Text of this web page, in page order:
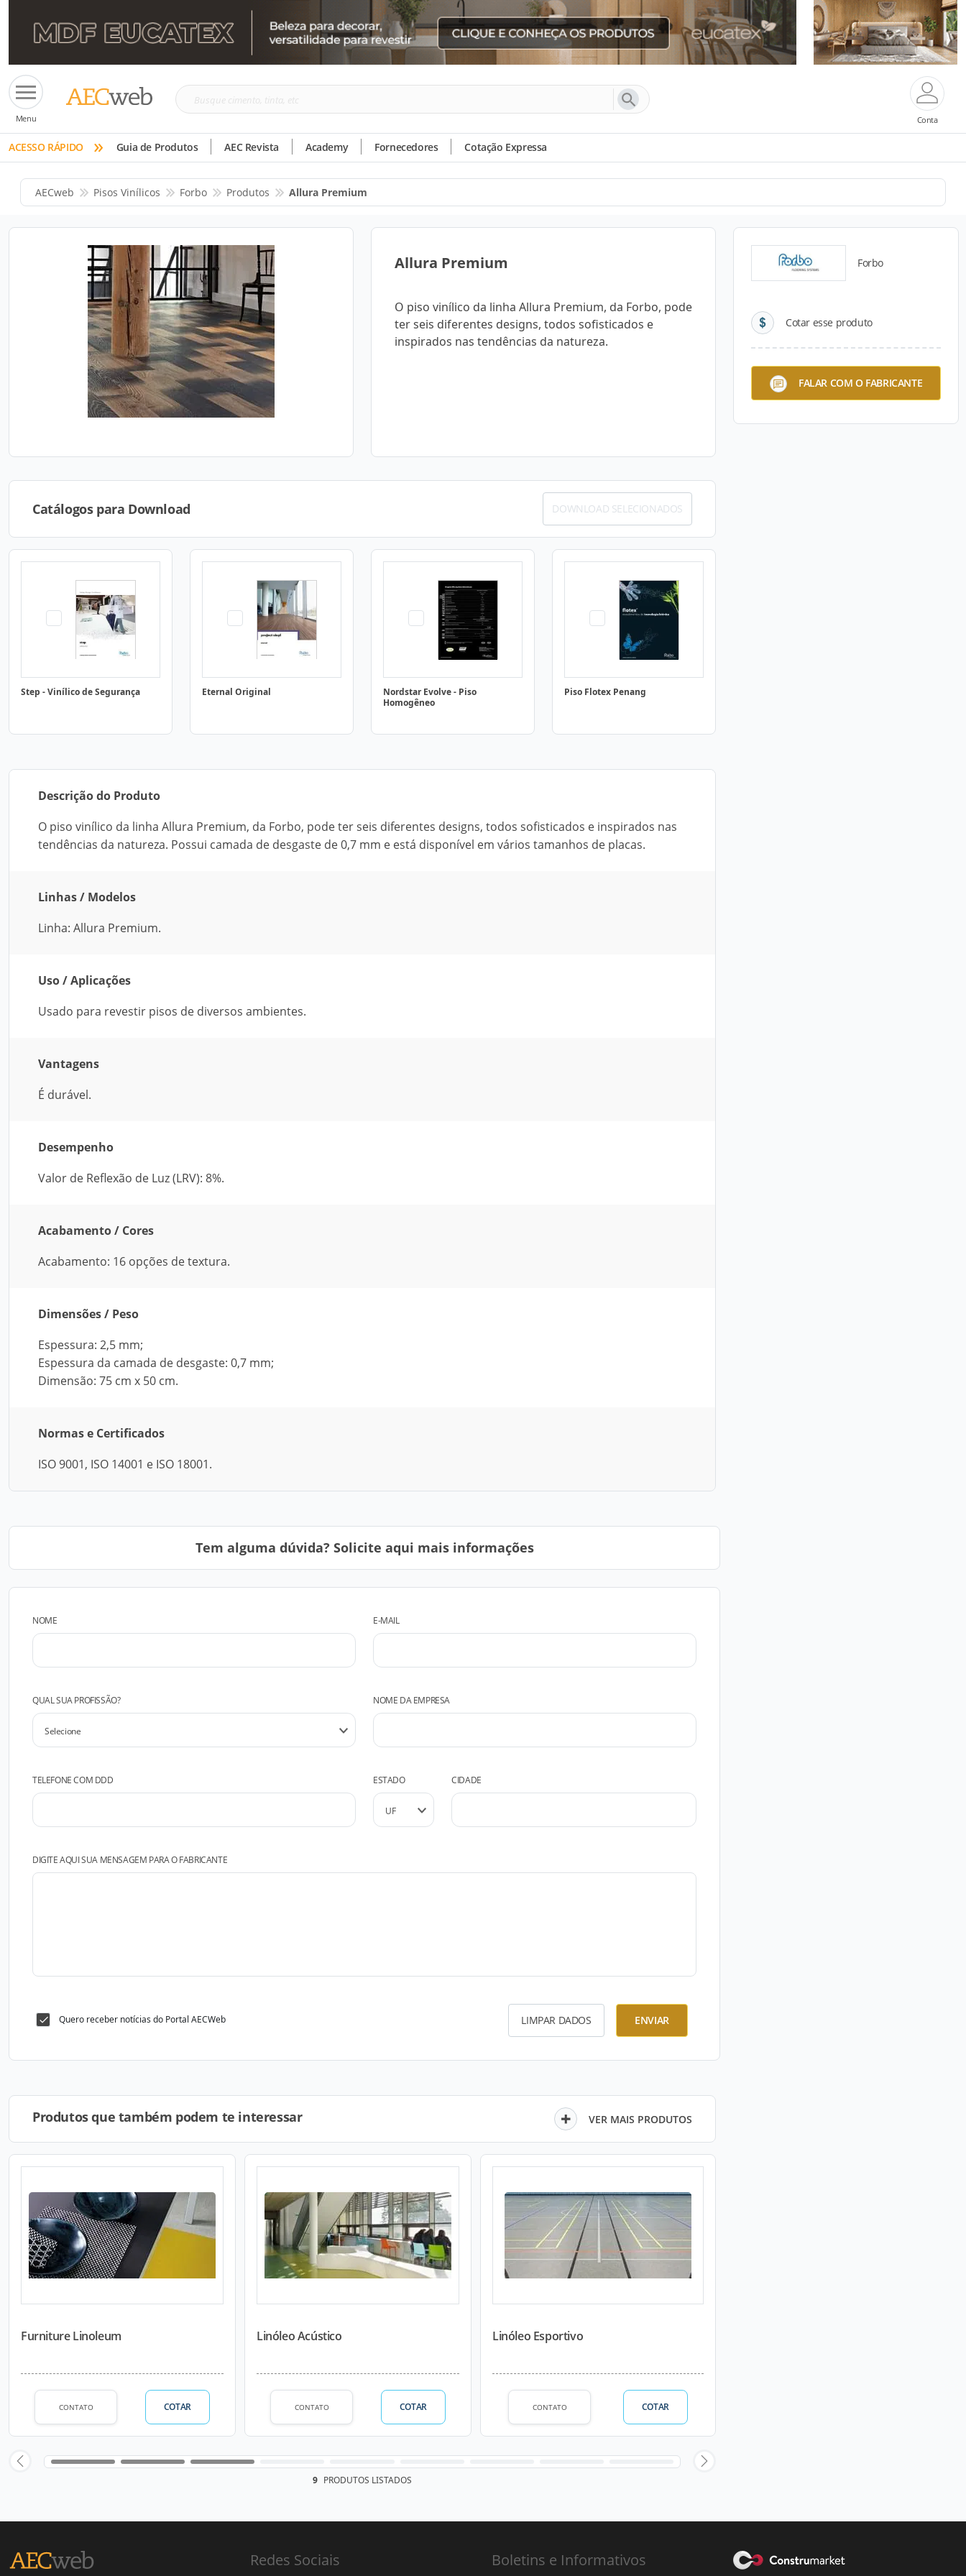
Menu
Busque
tinta,
etc
Conta
ACESSO RÁPIDO » Guia de Produtos AEC Revista Academy Fornecedores Cotação Expressa
AECweb Pisos Vinílicos Forbo Produtos Allura Premium
Allura Premium
O piso vinílico da linha Allura Premium, da Forbo, pode
ter seis diferentes designs, todos sofisticados e
inspirados nas tendências da natureza.
Forbo
Cotar esse produto
FALAR COM O FABRICANTE
Catálogos para Download DOWNLOAD SELECIONADOS
Step - Vinílico de Segurança Eternal Original
Nordstar Evolve - Piso
Homogêneo
Piso Flotex Penang
Descrição do Produto
O piso vinílico da linha Allura Premium, da Forbo, pode ter seis diferentes designs, todos sofisticados e inspirados nas
tendências da natureza. Possui camada de desgaste de 0,7 mm e está disponível em vários tamanhos de placas.
Linhas / Modelos
Linha: Allura Premium.
Uso / Aplicações
Usado para revestir pisos de diversos ambientes.
Vantagens
É durável.
Desempenho
Valor de Reflexão de Luz (LRV): 8%.
Acabamento / Cores
Acabamento: 16 opções de textura.
Dimensões / Peso
Espessura: 2,5 mm;
Espessura da camada de desgaste: 0,7 mm;
Dimensão: 75 cm x 50 cm.
Normas e Certificados
ISO 9001, ISO 14001 e ISO 18001.
Tem alguma dúvida? Solicite aqui mais informações
NOME E-MAIL
QUAL SUA PROFISSÃO? NOME DA EMPRESA
TELEFONE COM DDD ESTADO CIDADE
DIGITE AQUI SUA MENSAGEM PARA O FABRICANTE
Quero receber notícias do Portal AECWeb LIMPAR DADOS ENVIAR
Produtos que também podem te interessar VER MAIS PRODUTOS
Furniture Linoleum
CONTATO COTAR
Linóleo Acústico
CONTATO COTAR
Linóleo Esportivo
CONTATO COTAR
9 PRODUTOS LISTADOS
Redes Sociais Boletins e Informativos